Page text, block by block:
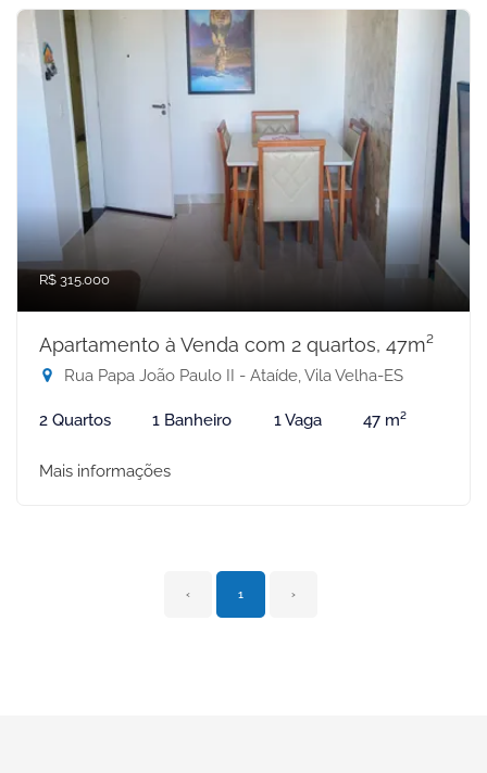
R$ 315.000
Apartamento à Venda com 2 quartos, 47m²
Rua Papa João Paulo II - Ataíde, Vila Velha-ES
2 Quartos 1 Banheiro 1 Vaga 47 m²
Mais informações
‹ 1 ›